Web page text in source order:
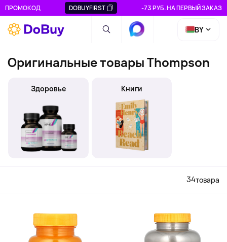
ПРОМОКОД DOBUYFIRST -73 РУБ. НА ПЕРВЫЙ ЗАКАЗ
BY
Оригинальные товары Thompson
Здоровье Книги
34товара